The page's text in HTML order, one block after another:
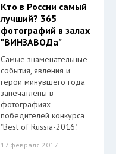
Кто в России самый
лучший? 365
фотографий в залах
"ВИНЗАВОДа"
Самые знаменательные
события, явления и
герои минувшего года
запечатлены в
фотографиях
победителей конкурса
"Best of Russia-2016".
17 февраля 2017